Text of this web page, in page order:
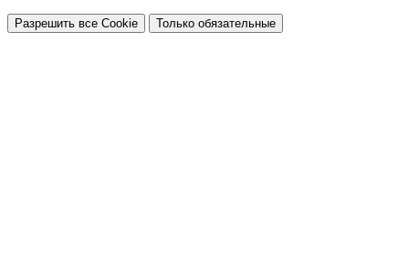
Разрешить все Cookie Только обязательные